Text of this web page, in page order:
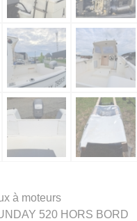
à moteurs
520 HORS BORD